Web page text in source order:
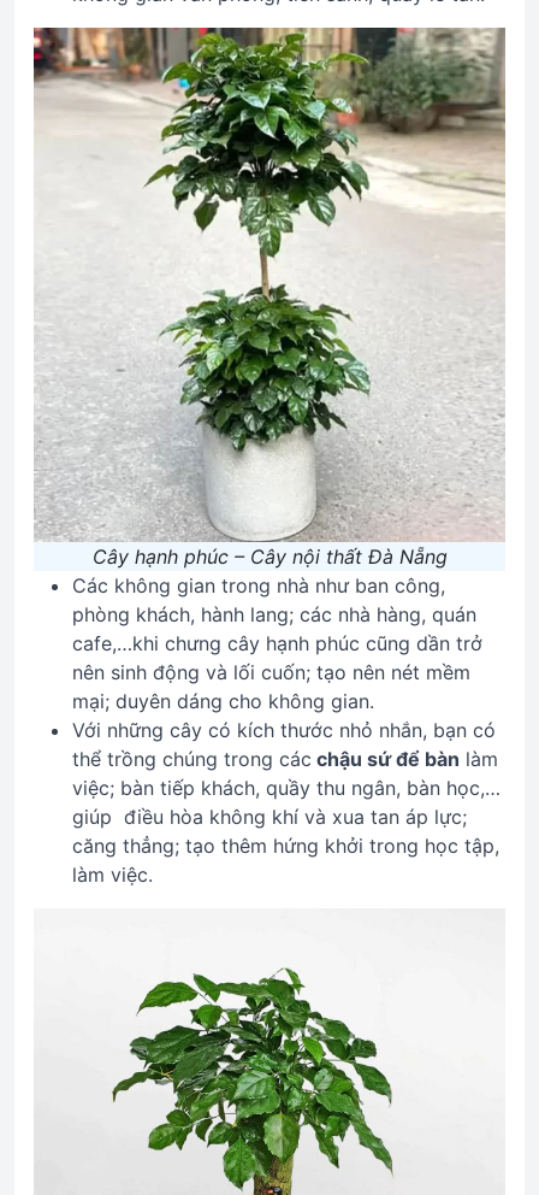
Cây hạnh phúc – Cây nội thất Đà Nẵng
Các không gian trong nhà như ban công,
phòng khách, hành lang; các nhà hàng, quán
cafe,…khi chưng cây hạnh phúc cũng dần trở
nên sinh động và lối cuốn; tạo nên nét mềm
mại; duyên dáng cho không gian.
Với những cây có kích thước nhỏ nhắn, bạn có
thể trồng chúng trong các chậu sứ để bàn làm
việc; bàn tiếp khách, quầy thu ngân, bàn học,…
giúp điều hòa không khí và xua tan áp lực;
căng thẳng; tạo thêm hứng khởi trong học tập,
làm việc.